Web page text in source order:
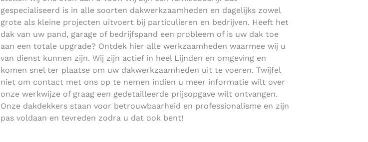
gespecialiseerd is in alle soorten dakwerkzaamheden en dagelijks zowel
grote als kleine projecten uitvoert bij particulieren en bedrijven. Heeft het
dak van uw pand, garage of bedrijfspand een probleem of is uw dak toe
aan een totale upgrade? Ontdek hier alle werkzaamheden waarmee wij u
van dienst kunnen zijn. Wij zijn actief in heel Lijnden en omgeving en
komen snel ter plaatse om uw dakwerkzaamheden uit te voeren. Twijfel
niet om contact met ons op te nemen indien u meer informatie wilt over
onze werkwijze of graag een gedetailleerde prijsopgave wilt ontvangen.
Onze dakdekkers staan voor betrouwbaarheid en professionalisme en zijn
pas voldaan en tevreden zodra u dat ook bent!